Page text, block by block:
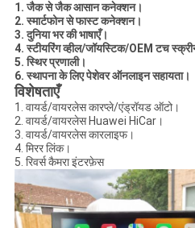
1. जैक से जैक आसान कनेक्शन।
2. स्मार्टफोन से फास्ट कनेक्शन।
3. दुनिया भर की भाषाएँ।
4. स्टीयरिंग व्हील/जॉयस्टिक/OEM टच
5. स्थिर प्रणाली।
6. स्थापना के लिए पेशेवर ऑनलाइन सहायता।
विशेषताएँ
1. वायर्ड/वायरलेस कारप्ले/एंड्रॉयड ऑटो।
2. वायर्ड/वायरलेस Huawei HiCar।
3. वायर्ड/वायरलेस कारलाइफ।
4. मिरर लिंक।
5. रिवर्स कैमरा इंटरफ़ेस